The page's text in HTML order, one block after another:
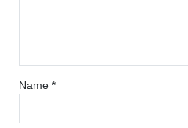
Name *